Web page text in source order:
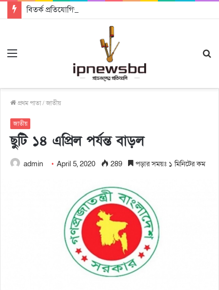
প্রথম পাতা/জাতীয়
জাতীয়
ছুটি ১৪ এপ্রিল পর্যন্ত বাড়ল
admin April 5, 2020 289 পড়ার সময়ঃ ১ মিনিটের কম